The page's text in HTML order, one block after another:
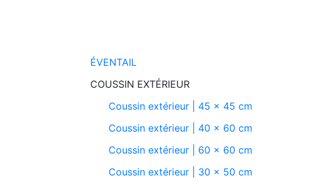
ÉVENTAIL
COUSSIN EXTÉRIEUR
Coussin extérieur | 45 x 45 cm
Coussin extérieur | 40 x 60 cm
Coussin extérieur | 60 x 60 cm
Coussin extérieur | 30 x 50 cm